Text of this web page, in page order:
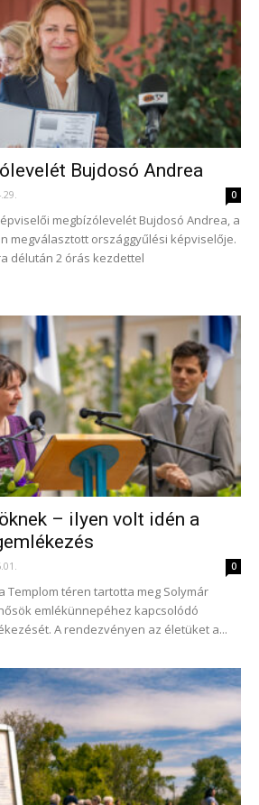
Bujdosó Andrea
0
megbízólevelét Bujdosó Andrea, a
megválasztott országgyűlési képviselője.
délután 2 órás kezdettel
– ilyen volt idén a
0
Templom téren tartotta meg Solymár
emlékünnepéhez kapcsolódó
A rendezvényen az életüket a...